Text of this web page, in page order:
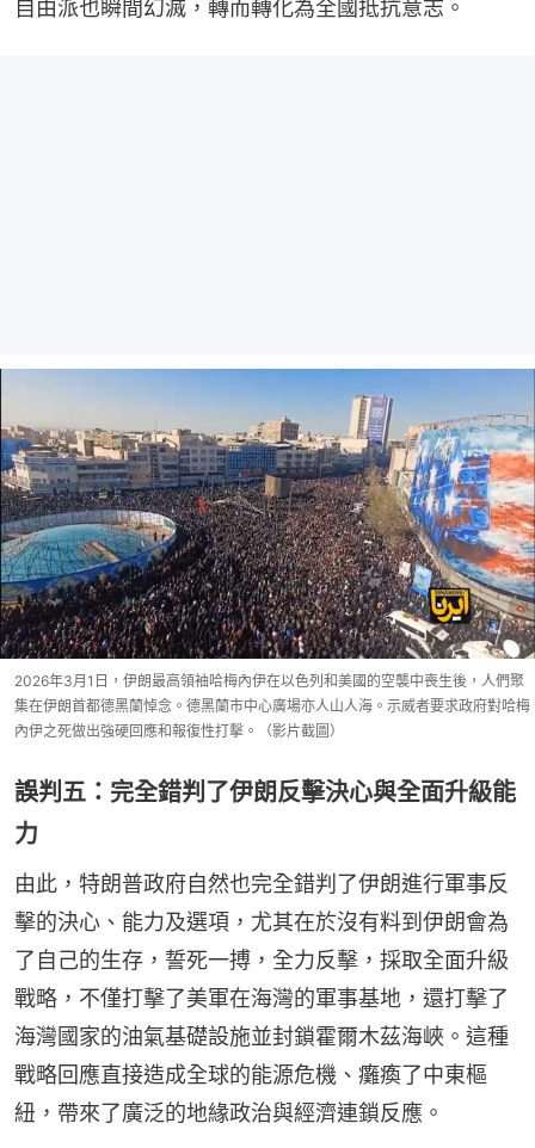
自由派也瞬間幻滅，轉而轉化為全國抵抗意志。
2026年3月1日，伊朗最高領袖哈梅內伊在以色列和美國的空襲中喪生後，人們聚
集在伊朗首都德黑蘭悼念。德黑蘭市中心廣場亦人山人海。示威者要求政府對哈梅
內伊之死做出強硬回應和報復性打擊。（影片截圖）
誤判五：完全錯判了伊朗反擊決心與全面升級能
力
由此，特朗普政府自然也完全錯判了伊朗進行軍事反
擊的決心、能力及選項，尤其在於沒有料到伊朗會為
了自己的生存，誓死一搏，全力反擊，採取全面升級
戰略，不僅打擊了美軍在海灣的軍事基地，還打擊了
海灣國家的油氣基礎設施並封鎖霍爾木茲海峽。這種
戰略回應直接造成全球的能源危機、癱瘓了中東樞
紐，帶來了廣泛的地緣政治與經濟連鎖反應。